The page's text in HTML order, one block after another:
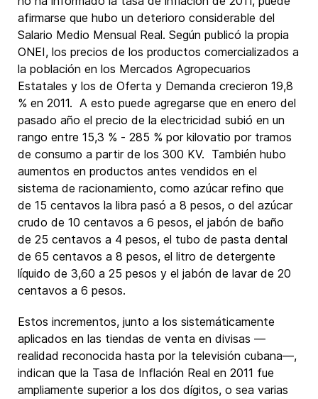
afirmarse que hubo un deterioro considerable del
Salario Medio Mensual Real. Según publicó la propia
ONEI, los precios de los productos comercializados a
la población en los Mercados Agropecuarios
Estatales y los de Oferta y Demanda crecieron 19,8
% en 2011. A esto puede agregarse que en enero del
pasado año el precio de la electricidad subió en un
rango entre 15,3 % - 285 % por kilovatio por tramos
de consumo a partir de los 300 KV. También hubo
aumentos en productos antes vendidos en el
sistema de racionamiento, como azúcar refino que
de 15 centavos la libra pasó a 8 pesos, o del azúcar
crudo de 10 centavos a 6 pesos, el jabón de baño
de 25 centavos a 4 pesos, el tubo de pasta dental
de 65 centavos a 8 pesos, el litro de detergente
líquido de 3,60 a 25 pesos y el jabón de lavar de 20
centavos a 6 pesos.
Estos incrementos, junto a los sistemáticamente
aplicados en las tiendas de venta en divisas —
realidad reconocida hasta por la televisión cubana—,
indican que la Tasa de Inflación Real en 2011 fue
ampliamente superior a los dos dígitos, o sea varias